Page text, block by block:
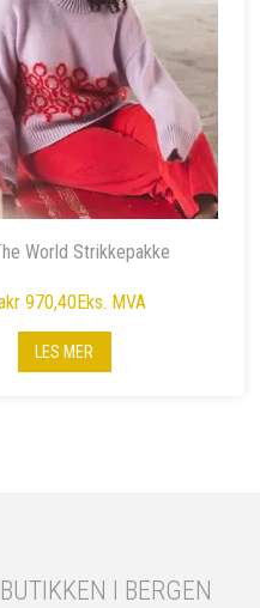
World Strikkepakke
kr 970,40Eks. MVA
LES MER
I BERGEN